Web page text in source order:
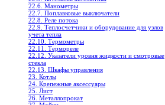
22.6. Манометры
22.7. Поплавковые выключатели
22.8. Реле потока
22.9. Теплосчетчики и оборудование для узлов
учета тепла
22.10. Термометры
22.11. Термореле
22.12. Указатели уровня жидкости и смотровые
стекла
22.13. Шкафы управления
23. Котлы
24. Крепежные аксессуары
25. Лист
26. Металлопрокат